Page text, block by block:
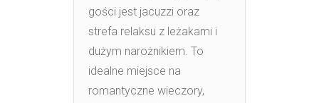
gości jest jacuzzi oraz
strefa relaksu z leżakami i
dużym narożnikiem. To
idealne miejsce na
romantyczne wieczory,